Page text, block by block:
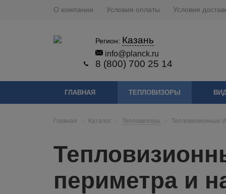
О компании Условия оплаты Условия
Регион: Казань
info@planck.ru
8 (800) 700 25 14
ГЛАВНАЯ ТЕПЛОВИЗОРЫ
Главная - Каталог - Тепловизоры - Тепловизионные
периметра и